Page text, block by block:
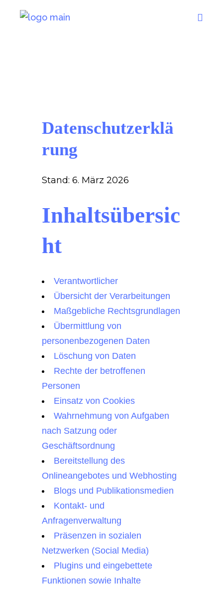
Datenschutzerklä
rung
Stand: 6. März 2026
Inhaltsübersic
ht
Verantwortlicher
Übersicht der Verarbeitungen
Maßgebliche Rechtsgrundlagen
Übermittlung von
personenbezogenen Daten
Löschung von Daten
Rechte der betroffenen
Personen
Einsatz von Cookies
Wahrnehmung von Aufgaben
nach Satzung oder
Geschäftsordnung
Bereitstellung des
Onlineangebotes und Webhosting
Blogs und Publikationsmedien
Kontakt- und
Anfragenverwaltung
Präsenzen in sozialen
Netzwerken (Social Media)
Plugins und eingebettete
Funktionen sowie Inhalte